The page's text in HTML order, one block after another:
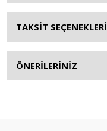
TAKSİT SEÇENEKLERİ
ÖNERİLERİNİZ